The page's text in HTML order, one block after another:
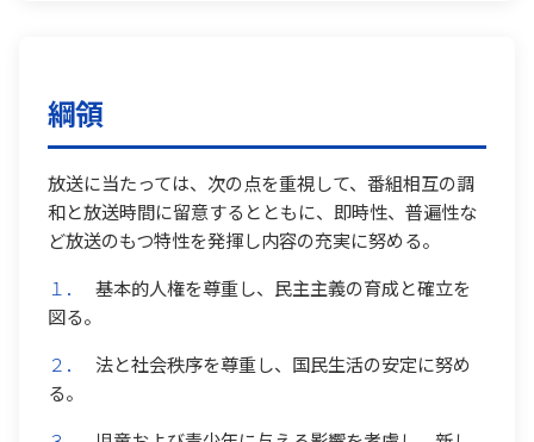
綱領
放送に当たっては、次の点を重視して、番組相互の調
和と放送時間に留意するとともに、即時性、普遍性な
ど放送のもつ特性を発揮し内容の充実に努める。
１．
基本的人権を尊重し、民主主義の育成と確立を
図る。
２．
法と社会秩序を尊重し、国民生活の安定に努め
る。